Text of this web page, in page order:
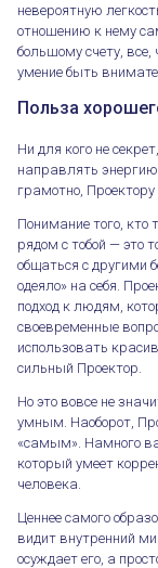
невероятную
отношению к нему
большому счету,
умение быть
Польза
Ни для кого не
направлять энергию
грамотно,
Понимание того, кто
рядом с тобой — это
общаться с другими
одеяло» на себя.
подход к людям,
своевременные
использовать
сильный Проектор.
Но это вовсе не
умным. Наоборот,
«самым». Намного
который умеет
человека.
Ценнее самого
видит внутренний
осуждает его, а